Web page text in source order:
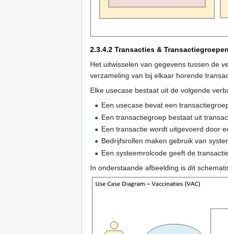
2.3.4.2 Transacties &
Het uitwisselen van gegevens tussen de
verzameling van bij elkaar horende
Elke usecase bestaat uit de volgende
Een usecase bevat een
Een transactiegroep bestaat uit
Een transactie wordt uitgevoerd door
Bedrijfsrollen maken gebruik van
Een systeemrolcode geeft de
In onderstaande afbeelding is dit